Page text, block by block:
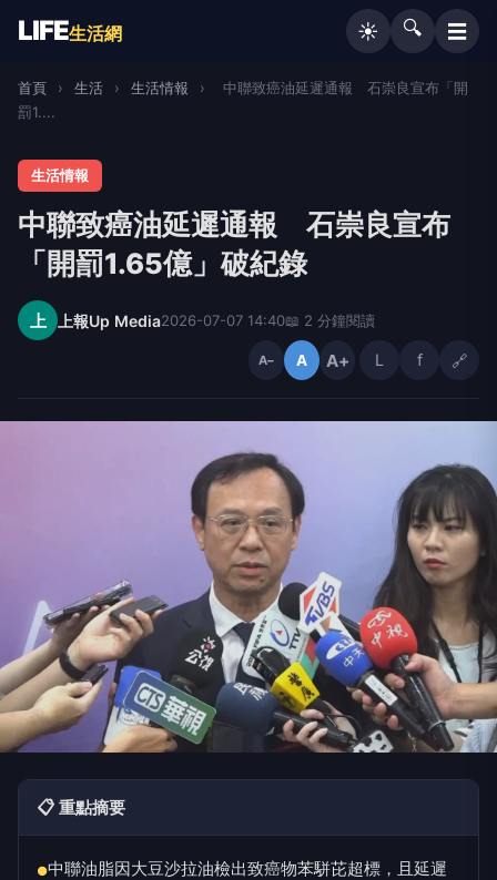
LIFE生活網 ☀️ 🔍 ☰
首頁 › 生活 › 生活情報 ›
中聯致癌油延遲通報 石崇良宣布「開
罰1....
生活情報
中聯致癌油延遲通報 石崇良宣布
「開罰1.65億」破紀錄
上 上報Up Media2026-07-07 14:40📖 2 分鐘閱讀
A− A A+ L f 🔗
📋 重點摘要
●中聯油脂因大豆沙拉油檢出致癌物苯駢芘超標，且延遲